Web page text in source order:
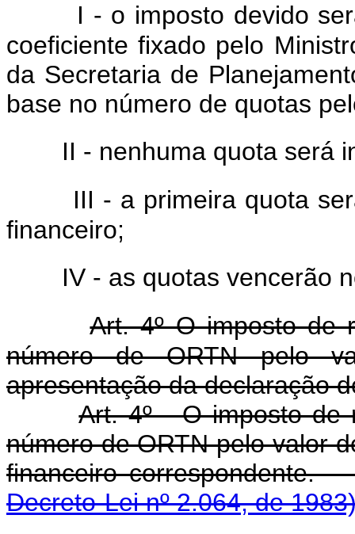
I - o imposto devido
coeficiente fixado pelo
da Secretaria de
base no número de quotas
II - nenhuma quota será
III - a primeira quota
financeiro;
IV - as quotas vencerão
Art. 4º O imposto de
número de ORTN pelo
apresentação da declaração
Art. 4º - O imposto de
número de ORTN pelo valor
financeiro
Decreto-Lei nº 2.064, de